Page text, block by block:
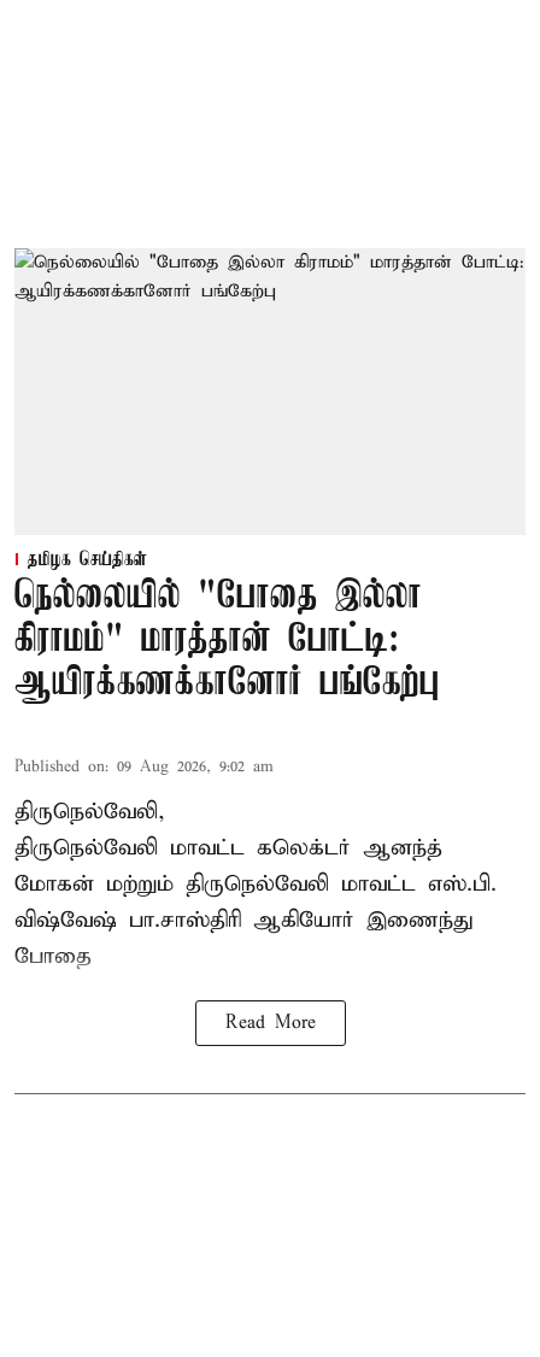
தமிழக செய்திகள்
நெல்லையில் "போதை இல்லா
கிராமம்" மாரத்தான் போட்டி:
ஆயிரக்கணக்கானோர் பங்கேற்பு
Published on: 09 Aug 2026, 9:02 am
திருநெல்வேலி,
திருநெல்வேலி மாவட்ட கலெக்டர் ஆனந்த்
மோகன் மற்றும் திருநெல்வேலி மாவட்ட எஸ்.பி.
விஷ்வேஷ் பா.சாஸ்திரி ஆகியோர் இணைந்து
போதை
Read More